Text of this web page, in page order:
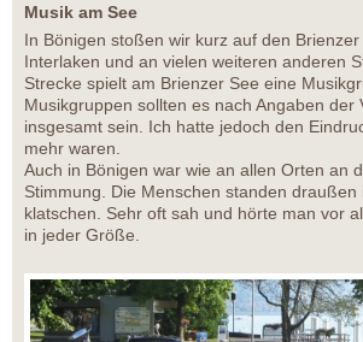
Musik am See
In Bönigen stoßen wir kurz auf den
Interlaken und an vielen weiteren anderen
Strecke spielt am Brienzer See eine
Musikgruppen sollten es nach Angaben der
insgesamt sein. Ich hatte jedoch den
mehr waren.
Auch in Bönigen war wie an allen Orten an
Stimmung. Die Menschen standen draußen
klatschen. Sehr oft sah und hörte man vor
in jeder Größe.